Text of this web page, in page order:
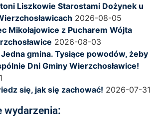
Liszkowie Starostami Dożynek u
2026-08-05
Mikołajowice z Pucharem Wójta
2026-08-03
gmina. Tysiące powodów, żeby
Dni Gminy Wierzchosławice!
się, jak się zachować! 2026-07-31
wydarzenia: